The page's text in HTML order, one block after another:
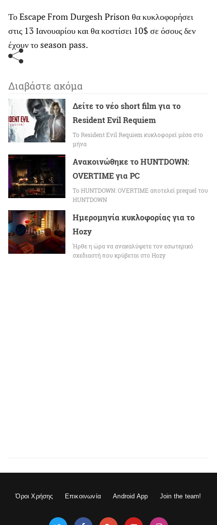
Το Escape From Durgesh Prison θα κυκλοφορήσει
στις 13 Ιανουαρίου και θα κοστίσει 10$ σε όσους δεν
έχουν το season pass.
Διαβάστε ακόμα
Δείτε το νέο short film για το
Resident Evil Requiem
To Resident Evil Requiem κυκλοφορεί μέσα στο
μήνα
Ανακοινώθηκε το HUNTDOWN:
OVERTIME για PC
Το HUNTDOWN: OVERTIME αποτελεί prequel του
HUNTDOWN
Ημερομηνία κυκλοφορίας για το
Hozy
Ήρθε η ώρα να ανακαλύψετε τον εσωτερικό
σχεδιαστή που κρύβεται στο Hozy
Όροι Χρήσης Επικοινωνία Android App Join the team!